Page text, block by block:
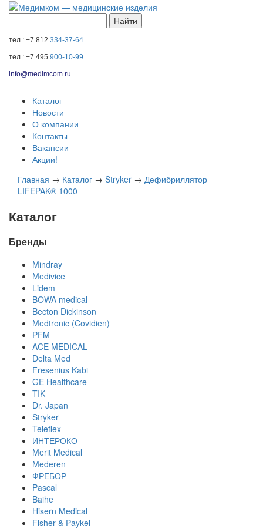
тел.: +7 812 334-37-64
тел.: +7 495 900-10-99
info@medimcom.ru
Каталог
Новости
О компании
Контакты
Вакансии
Акции!
Главная → Каталог → Stryker → Дефибриллятор
LIFEPAK® 1000
Каталог
Бренды
Mindray
Medivice
Lidem
BOWA medical
Becton Dickinson
Medtronic (Covidien)
PFM
ACE MEDICAL
Delta Med
Fresenius Kabi
GE Healthcare
TIK
Dr. Japan
Stryker
Teleflex
ИНТЕРОКО
Merit Medical
Mederen
ФРЕБОР
Pascal
Baihe
Hisern Medical
Fisher & Paykel